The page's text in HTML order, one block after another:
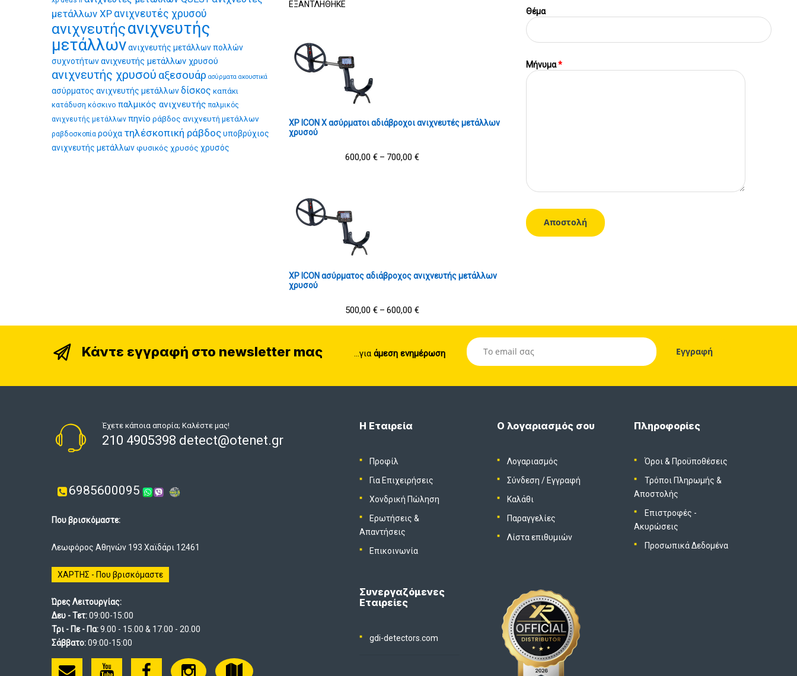
μετάλλων XP ανιχνευτές χρυσού
ανιχνευτήςανιχνευτής
μετάλλωνανιχνευτής μετάλλων πολλών
συχνοτήτωνανιχνευτής μετάλλων χρυσού
ανιχνευτής χρυσού αξεσουάρ ασύρματα ακουστικά
ασύρματος ανιχνευτής μετάλλωνδίσκος καπάκι
κατάδυση κόσκινο παλμικός ανιχνευτής παλμικός
ανιχνευτής μετάλλων πηνίο ράβδος ανιχνευτή μετάλλων
ραβδοσκοπία ρούχα τηλέσκοπική ράβδοςυποβρύχιος
ανιχνευτής μετάλλωνφυσικός χρυσός χρυσός
ΕΞΑΝΤΛΗΘΗΚΕ
XP ICON X ασύρματοι αδιάβροχοι ανιχνευτές μετάλλων
χρυσού
600,00 € – 700,00 €
XP ICON ασύρματος αδιάβροχος ανιχνευτής μετάλλων
χρυσού
500,00 € – 600,00 €
Θέμα
Μήνυμα*
Κάντε εγγραφή στο newsletter mας ...για άμεση ενημέρωση
Η Εταιρεία
Προφίλ
Για Επιχειρήσεις
Χονδρική Πώληση
Ερωτήσεις &
Απαντήσεις
Επικοινωνία
Ο λογαριασμός σου
Λογαριασμός
Σύνδεση / Εγγραφή
Καλάθι
Παραγγελίες
Λίστα επιθυμιών
Πληροφορίες
Όροι & Προϋποθέσεις
Τρόποι Πληρωμής &
Αποστολής
Επιστροφές -
Ακυρώσεις
Προσωπικά Δεδομένα
Συνεργαζόμενες
Εταιρείες
gdi-detectors.com
Έχετε κάποια απορία; Καλέστε μας!
210 4905398 detect@otenet.gr
6985600095
Που βρισκόμαστε:
Λεωφόρος Αθηνών 193 Χαϊδάρι 12461
ΧΑΡΤΗΣ - Που βρισκόμαστε
Ώρες Λειτουργίας:
Δευ - Τετ:09:00-15:00
Τρι - Πε - Πα:9.00 - 15.00 & 17.00 - 20.00
Σάββατο:09:00-15:00